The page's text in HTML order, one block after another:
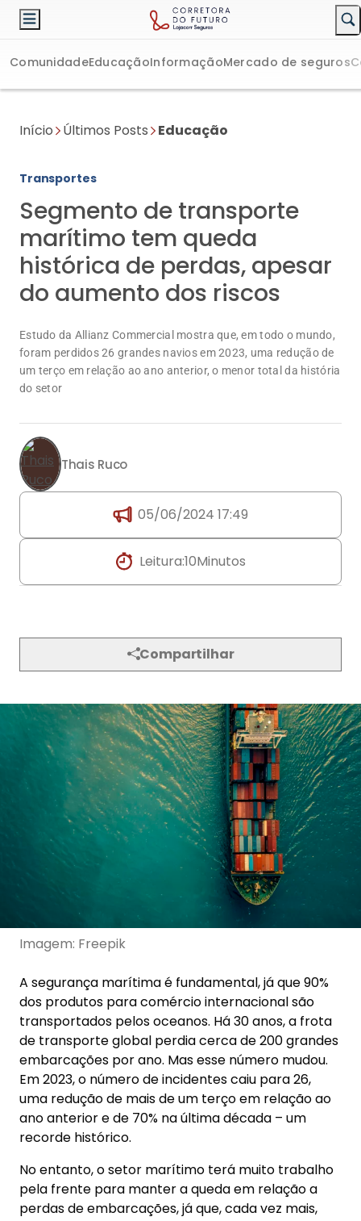
ComunidadeEducaçãoInformaçãoMercado de seguros
Início Últimos Posts Educação
Transportes
Segmento de transporte
marítimo tem queda
histórica de perdas, apesar
do aumento dos riscos
Estudo da Allianz Commercial mostra que, em todo o mundo,
foram perdidos 26 grandes navios em 2023, uma redução de
um terço em relação ao ano anterior, o menor total da história
do setor
Thais Ruco
05/06/2024 17:49
Leitura:10Minutos
Compartilhar
Imagem: Freepik
A segurança marítima é fundamental, já que 90%
dos produtos para comércio internacional são
transportados pelos oceanos. Há 30 anos, a frota
de transporte global perdia cerca de 200 grandes
embarcações por ano. Mas esse número mudou.
Em 2023, o número de incidentes caiu para 26,
uma redução de mais de um terço em relação ao
ano anterior e de 70% na última década – um
recorde histórico.
No entanto, o setor marítimo terá muito trabalho
pela frente para manter a queda em relação a
perdas de embarcações, já que, cada vez mais,